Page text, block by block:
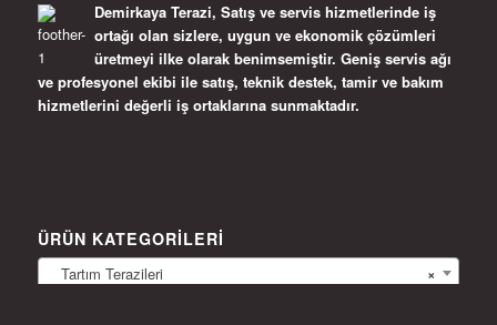
Demirkaya Terazi, Satış ve servis hizmetlerinde iş
ortağı olan sizlere, uygun ve ekonomik çözümleri
üretmeyi ilke olarak benimsemiştir. Geniş servis ağı
ve profesyonel ekibi ile satış, teknik destek, tamir ve bakım
hizmetlerini değerli iş ortaklarına sunmaktadır.
ÜRÜN KATEGORILERI
×
Tartım Terazileri